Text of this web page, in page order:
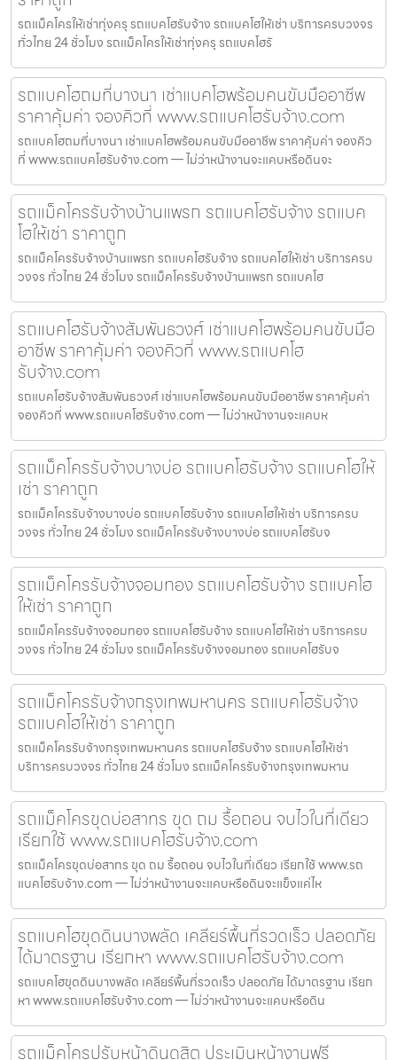
รถแม็คโครให้เช่าทุ่งครุ รถแบคโฮรับจ้าง รถแบคโฮให้เช่า บริการครบวงจร
ทั่วไทย 24 ชั่วโมง รถแม็คโครให้เช่าทุ่งครุ รถแบคโฮรั
รถแบคโฮถมที่บางนา เช่าแบคโฮพร้อมคนขับมืออาชีพ
ราคาคุ้มค่า จองคิวที่ www.รถแบคโฮรับจ้าง.com
รถแบคโฮถมที่บางนา เช่าแบคโฮพร้อมคนขับมืออาชีพ ราคาคุ้มค่า จองคิว
ที่ www.รถแบคโฮรับจ้าง.com — ไม่ว่าหน้างานจะแคบหรือดินจะ
รถแม็คโครรับจ้างบ้านแพรก รถแบคโฮรับจ้าง รถแบค
โฮให้เช่า ราคาถูก
รถแม็คโครรับจ้างบ้านแพรก รถแบคโฮรับจ้าง รถแบคโฮให้เช่า บริการครบ
วงจร ทั่วไทย 24 ชั่วโมง รถแม็คโครรับจ้างบ้านแพรก รถแบคโฮ
รถแบคโฮรับจ้างสัมพันธวงศ์ เช่าแบคโฮพร้อมคนขับมือ
อาชีพ ราคาคุ้มค่า จองคิวที่ www.รถแบคโฮ
รับจ้าง.com
รถแบคโฮรับจ้างสัมพันธวงศ์ เช่าแบคโฮพร้อมคนขับมืออาชีพ ราคาคุ้มค่า
จองคิวที่ www.รถแบคโฮรับจ้าง.com — ไม่ว่าหน้างานจะแคบห
รถแม็คโครรับจ้างบางบ่อ รถแบคโฮรับจ้าง รถแบคโฮให้
เช่า ราคาถูก
รถแม็คโครรับจ้างบางบ่อ รถแบคโฮรับจ้าง รถแบคโฮให้เช่า บริการครบ
วงจร ทั่วไทย 24 ชั่วโมง รถแม็คโครรับจ้างบางบ่อ รถแบคโฮรับจ
รถแม็คโครรับจ้างจอมทอง รถแบคโฮรับจ้าง รถแบคโฮ
ให้เช่า ราคาถูก
รถแม็คโครรับจ้างจอมทอง รถแบคโฮรับจ้าง รถแบคโฮให้เช่า บริการครบ
วงจร ทั่วไทย 24 ชั่วโมง รถแม็คโครรับจ้างจอมทอง รถแบคโฮรับจ
รถแม็คโครรับจ้างกรุงเทพมหานคร รถแบคโฮรับจ้าง
รถแบคโฮให้เช่า ราคาถูก
รถแม็คโครรับจ้างกรุงเทพมหานคร รถแบคโฮรับจ้าง รถแบคโฮให้เช่า
บริการครบวงจร ทั่วไทย 24 ชั่วโมง รถแม็คโครรับจ้างกรุงเทพมหาน
รถแม็คโครขุดบ่อสาทร ขุด ถม รื้อถอน จบไวในที่เดียว
เรียกใช้ www.รถแบคโฮรับจ้าง.com
รถแม็คโครขุดบ่อสาทร ขุด ถม รื้อถอน จบไวในที่เดียว เรียกใช้ www.รถ
แบคโฮรับจ้าง.com — ไม่ว่าหน้างานจะแคบหรือดินจะแข็งแค่ไห
รถแบคโฮขุดดินบางพลัด เคลียร์พื้นที่รวดเร็ว ปลอดภัย
ได้มาตรฐาน เรียกหา www.รถแบคโฮรับจ้าง.com
รถแบคโฮขุดดินบางพลัด เคลียร์พื้นที่รวดเร็ว ปลอดภัย ได้มาตรฐาน เรียก
หา www.รถแบคโฮรับจ้าง.com — ไม่ว่าหน้างานจะแคบหรือดิน
รถแม็คโครปรับหน้าดินดุสิต ประเมินหน้างานฟรี